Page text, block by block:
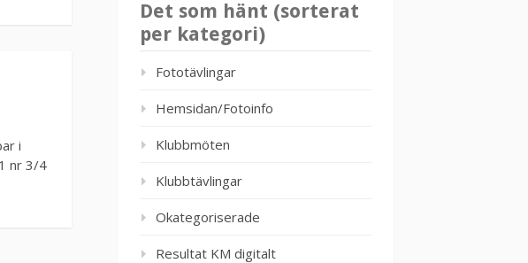
i
nr 3/4
Det som hänt (sorterat
per kategori)
Fototävlingar
Hemsidan/Fotoinfo
Klubbmöten
Klubbtävlingar
Okategoriserade
Resultat KM digitalt